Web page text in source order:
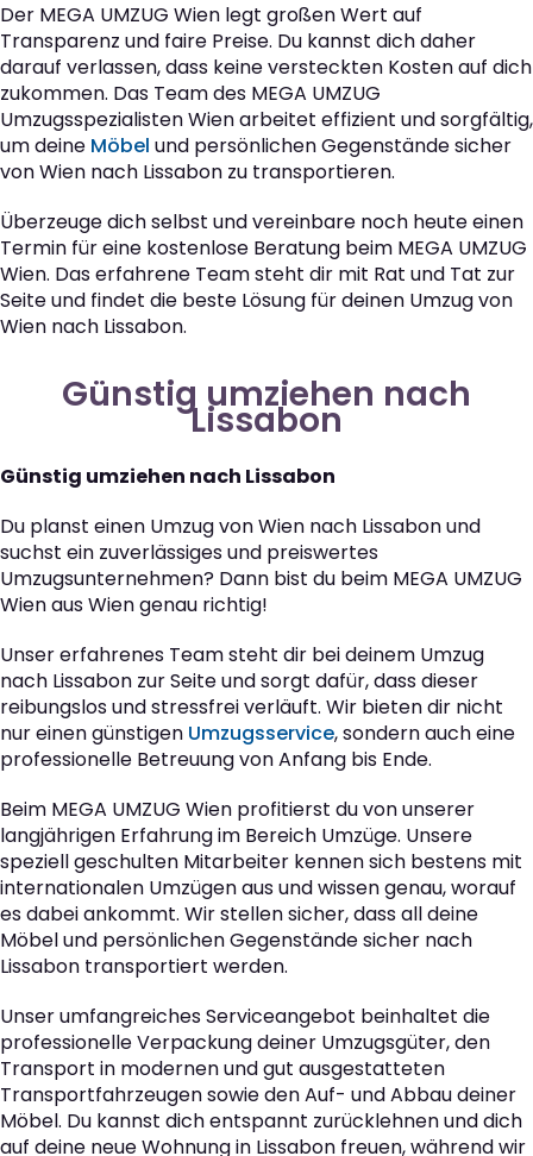
Der MEGA UMZUG Wien legt großen Wert auf
Transparenz und faire Preise. Du kannst dich daher
darauf verlassen, dass keine versteckten Kosten auf dich
zukommen. Das Team des MEGA UMZUG
Umzugsspezialisten Wien arbeitet effizient und sorgfältig,
um deine Möbel und persönlichen Gegenstände sicher
von Wien nach Lissabon zu transportieren.
Überzeuge dich selbst und vereinbare noch heute einen
Termin für eine kostenlose Beratung beim MEGA UMZUG
Wien. Das erfahrene Team steht dir mit Rat und Tat zur
Seite und findet die beste Lösung für deinen Umzug von
Wien nach Lissabon.
Günstig umziehen nach
Lissabon
Günstig umziehen nach Lissabon
Du planst einen Umzug von Wien nach Lissabon und
suchst ein zuverlässiges und preiswertes
Umzugsunternehmen? Dann bist du beim MEGA UMZUG
Wien aus Wien genau richtig!
Unser erfahrenes Team steht dir bei deinem Umzug
nach Lissabon zur Seite und sorgt dafür, dass dieser
reibungslos und stressfrei verläuft. Wir bieten dir nicht
nur einen günstigen Umzugsservice, sondern auch eine
professionelle Betreuung von Anfang bis Ende.
Beim MEGA UMZUG Wien profitierst du von unserer
langjährigen Erfahrung im Bereich Umzüge. Unsere
speziell geschulten Mitarbeiter kennen sich bestens mit
internationalen Umzügen aus und wissen genau, worauf
es dabei ankommt. Wir stellen sicher, dass all deine
Möbel und persönlichen Gegenstände sicher nach
Lissabon transportiert werden.
Unser umfangreiches Serviceangebot beinhaltet die
professionelle Verpackung deiner Umzugsgüter, den
Transport in modernen und gut ausgestatteten
Transportfahrzeugen sowie den Auf- und Abbau deiner
Möbel. Du kannst dich entspannt zurücklehnen und dich
auf deine neue Wohnung in Lissabon freuen, während wir